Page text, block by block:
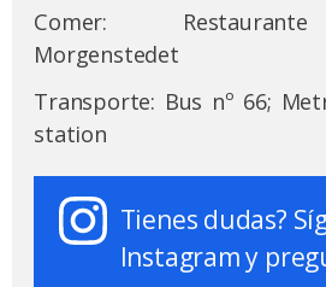
Comer:
Morgenstedet
Transporte: Bus nº 66;
station
Tienes dudas?
Instagram y